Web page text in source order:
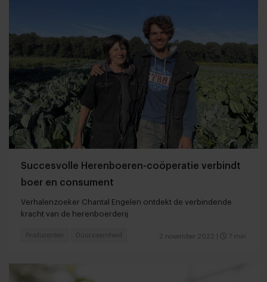
Succesvolle Herenboeren-coöperatie verbindt
boer en consument
Verhalenzoeker Chantal Engelen ontdekt de verbindende
kracht van de herenboerderij
2 november 2022 7 min
Producenten Duurzaamheid